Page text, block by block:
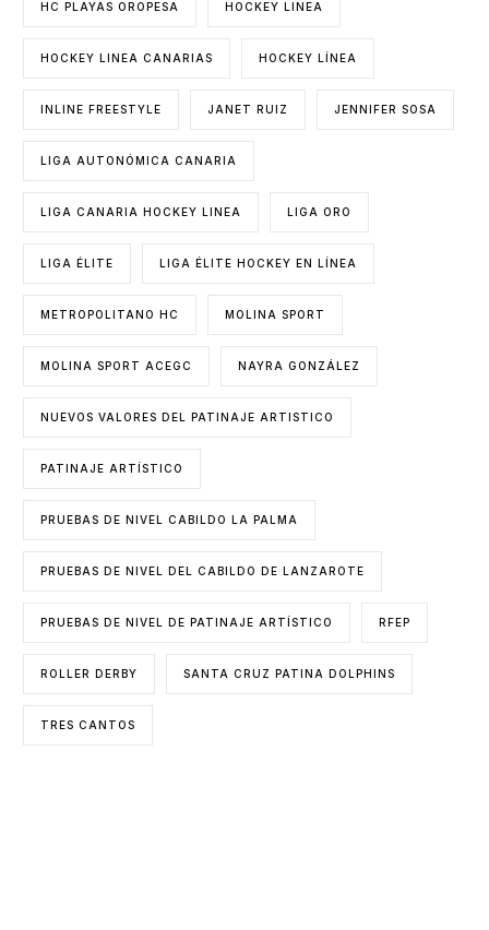
HC PLAYAS OROPESA HOCKEY LINEA
HOCKEY LINEA CANARIAS HOCKEY LÍNEA
INLINE FREESTYLE JANET RUIZ JENNIFER SOSA
LIGA AUTONÓMICA CANARIA
LIGA CANARIA HOCKEY LINEA LIGA ORO
LIGA ÉLITE LIGA ÉLITE HOCKEY EN LÍNEA
METROPOLITANO HC MOLINA SPORT
MOLINA SPORT ACEGC NAYRA GONZÁLEZ
NUEVOS VALORES DEL PATINAJE ARTISTICO
PATINAJE ARTÍSTICO
PRUEBAS DE NIVEL CABILDO LA PALMA
PRUEBAS DE NIVEL DEL CABILDO DE LANZAROTE
PRUEBAS DE NIVEL DE PATINAJE ARTÍSTICO RFEP
ROLLER DERBY SANTA CRUZ PATINA DOLPHINS
TRES CANTOS